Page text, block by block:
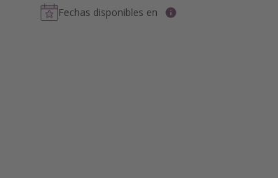
Fechas disponibles en